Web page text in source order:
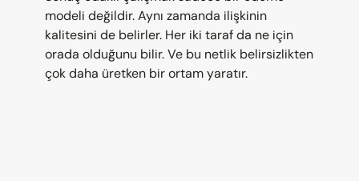
modeli değildir. Aynı zamanda ilişkinin
kalitesini de belirler. Her iki taraf da ne için
orada olduğunu bilir. Ve bu netlik belirsizlikten
çok daha üretken bir ortam yaratır.